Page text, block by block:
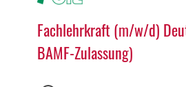
Fachlehrkraft (m/w/d)
BAMF-Zulassung)